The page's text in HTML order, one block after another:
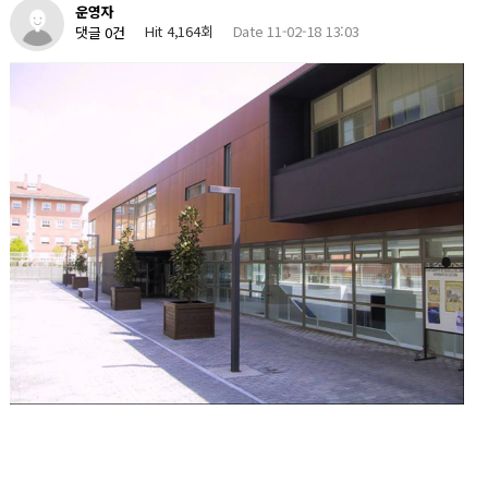
운영자
댓글 0건
Hit 4,164회 Date 11-02-18 13:03